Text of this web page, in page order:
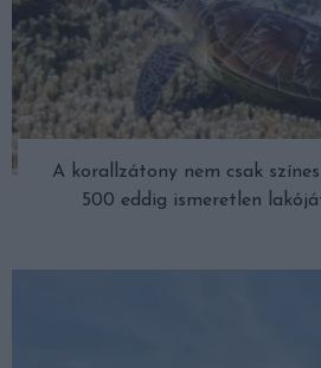
A korallzátony nem csak
500 eddig ismeretlen